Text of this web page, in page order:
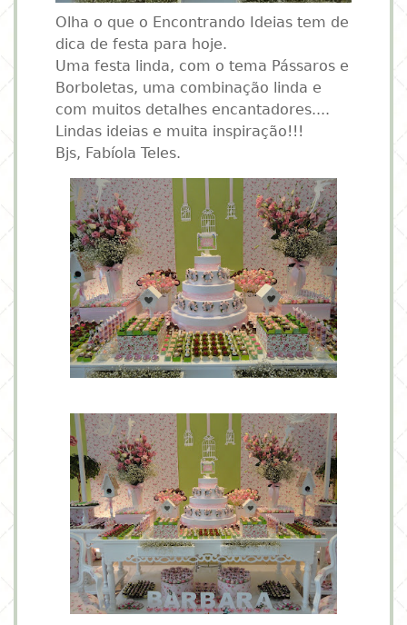
Olha o que o Encontrando Ideias tem de
dica de festa para hoje.
Uma festa linda, com o tema Pássaros e
Borboletas, uma combinação linda e
com muitos detalhes encantadores....
Lindas ideias e muita inspiração!!!
Bjs, Fabíola Teles.